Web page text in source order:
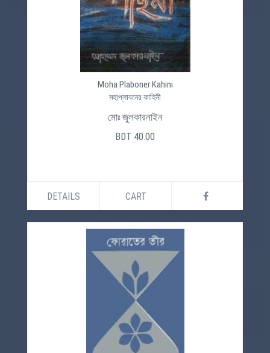
Moha Plaboner Kahini
মহাপ্লাবনের কাহিনী
মোঃ জুলকারনাইন
BDT 40.00
DETAILS CART